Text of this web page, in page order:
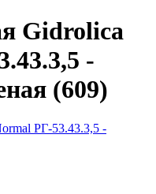
Gidrolica
-
(609)